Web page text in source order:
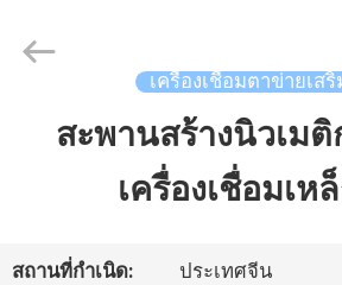
บ้าน
Mesh
เครื่องเชื่อมตาข่ายเสริ
สะพานสร้างนิวเม
เครื่องเชื่อมเห
สถานที่กำเนิด: ประเทศจีน